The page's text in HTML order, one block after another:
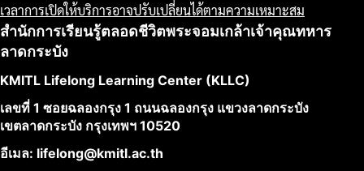
เวลาการเปิดให้บริการอาจปรับเปลี่ยนได้ตามความเหมาะสม
สำนักการเรียนรู้ตลอดชีวิตพระจอมเกล้าเจ้าคุณทหาร
ลาดกระบัง
KMITL Lifelong Learning Center (KLLC)
เลขที่ 1 ซอยฉลองกรุง 1 ถนนฉลองกรุง แขวงลาดกระบัง
เขตลาดกระบัง กรุงเทพฯ 10520
อีเมล: lifelong@kmitl.ac.th